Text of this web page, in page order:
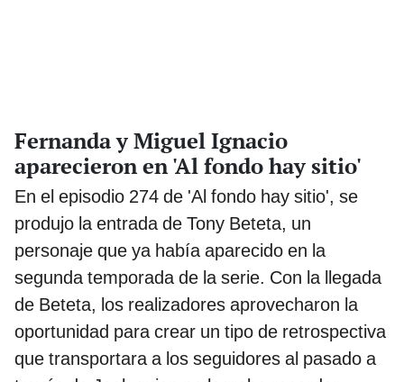
Fernanda y Miguel Ignacio
aparecieron en 'Al fondo hay sitio'
En el episodio 274 de 'Al fondo hay sitio', se
produjo la entrada de Tony Beteta, un
personaje que ya había aparecido en la
segunda temporada de la serie. Con la llegada
de Beteta, los realizadores aprovecharon la
oportunidad para crear un tipo de retrospectiva
que transportara a los seguidores al pasado a